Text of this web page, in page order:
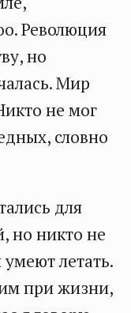
Революция
но
Мир
не мог
словно
для
но никто не
летать.
при жизни,